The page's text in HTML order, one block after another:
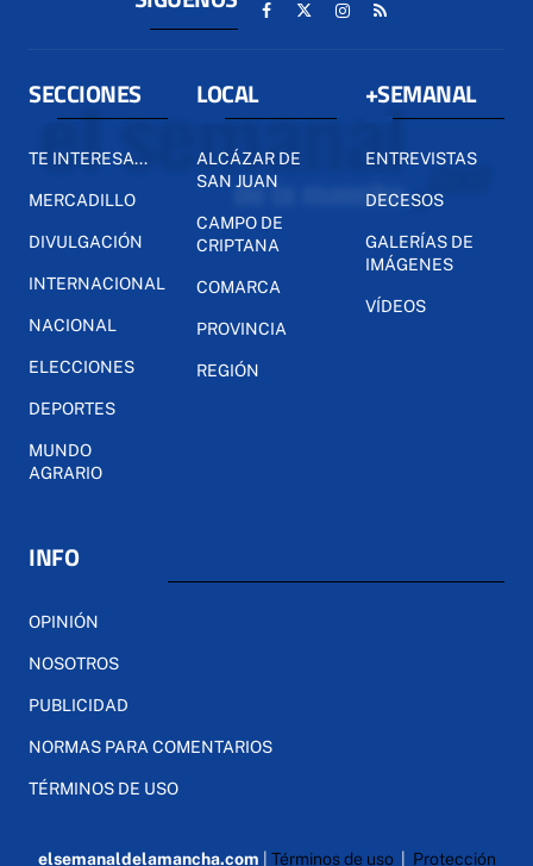
SECCIONES
TE INTERESA...
MERCADILLO
DIVULGACIÓN
INTERNACIONAL
NACIONAL
ELECCIONES
DEPORTES
MUNDO
AGRARIO
LOCAL
ALCÁZAR DE
SAN JUAN
CAMPO DE
CRIPTANA
COMARCA
PROVINCIA
REGIÓN
+SEMANAL
ENTREVISTAS
DECESOS
GALERÍAS DE
IMÁGENES
VÍDEOS
INFO
OPINIÓN
NOSOTROS
PUBLICIDAD
NORMAS PARA COMENTARIOS
TÉRMINOS DE USO
elsemanaldelamancha.com Términos de uso| Protección